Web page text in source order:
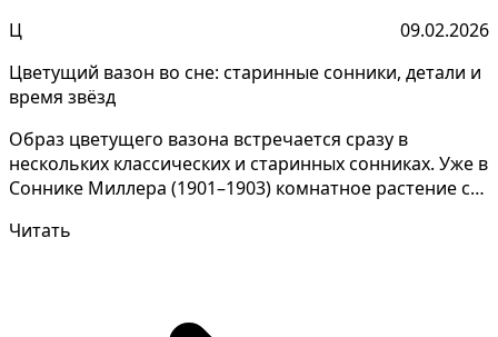
Ц
09.02.2026
Цветущий вазон во сне: старинные сонники, детали и
время звёзд
Образ цветущего вазона встречается сразу в
нескольких классических и старинных сонниках. Уже в
Соннике Миллера (1901–1903) комнатное растение с
Читать